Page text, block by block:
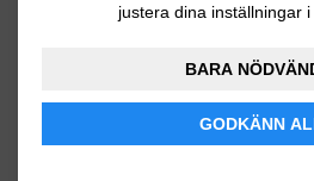
justera dina inställningar i
BARA
GODKÄNN
Staffanstorp
Svedala
Tomelilla